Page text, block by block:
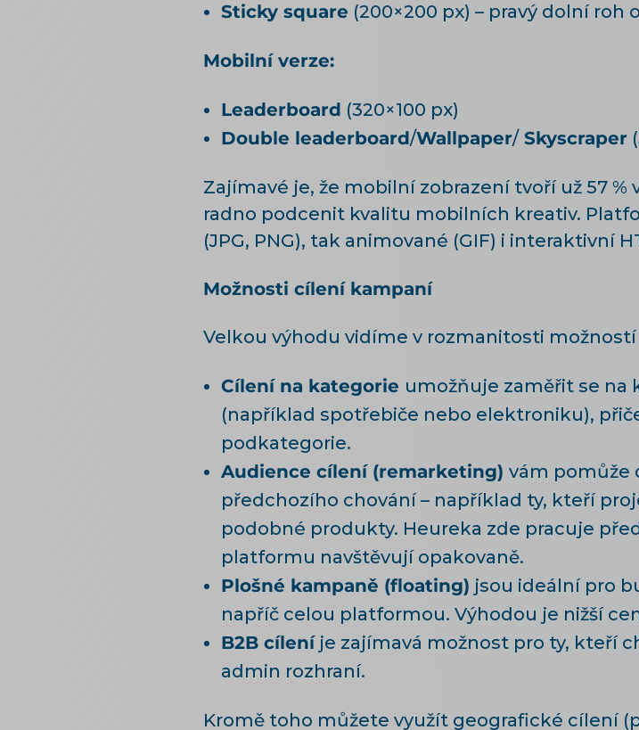
Sticky square (200×200 px) – pravý dolní roh
Mobilní verze:
Leaderboard (320×100 px)
Double leaderboard/Wallpaper/ Skyscraper
Zajímavé je, že mobilní zobrazení tvoří už 57
radno podcenit kvalitu mobilních kreativ.
(JPG, PNG), tak animované (GIF) i interaktivní
Možnosti cílení kampaní
Velkou výhodu vidíme v rozmanitosti
Cílení na kategorie umožňuje zaměřit se
(například spotřebiče nebo elektroniku),
podkategorie.
Audience cílení (remarketing) vám pomůže
předchozího chování – například ty, kteří
podobné produkty. Heureka zde pracuje
platformu navštěvují opakovaně.
Plošné kampaně (floating) jsou ideální pro
napříč celou platformou. Výhodou je nižší
B2B cíleníje zajímavá možnost pro ty, kteří
admin rozhraní.
Kromě toho můžete využít geografické cílení